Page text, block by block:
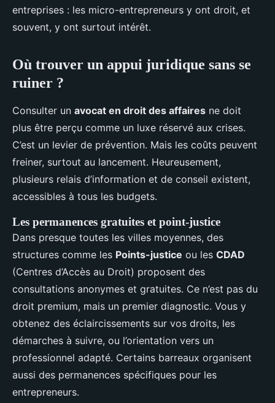
entreprises : les micro-entrepreneurs y ont droit, et
souvent, y ont surtout intérêt.
Où trouver un appui juridique sans se
ruiner ?
Consulter un avocat en droit des affaires ne doit
plus être perçu comme un luxe réservé aux crises.
C’est un levier de prévention. Mais les coûts peuvent
freiner, surtout au lancement. Heureusement,
plusieurs relais d’information et de conseil existent,
accessibles à tous les budgets.
Les permanences gratuites et point-justice
Dans presque toutes les villes moyennes, des
structures comme les Points-justice ou les CDAD
(Centres d’Accès au Droit) proposent des
consultations anonymes et gratuites. Ce n’est pas du
droit premium, mais un premier diagnostic. Vous y
obtenez des éclaircissements sur vos droits, les
démarches à suivre, ou l’orientation vers un
professionnel adapté. Certains barreaux organisent
aussi des permanences spécifiques pour les
entrepreneurs.